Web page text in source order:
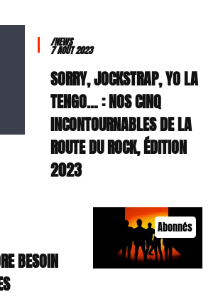
/NEWS
7 AOÛT 2023
SORRY, JOCKSTRAP, YO LA
TENGO… : NOS CINQ
INCONTOURNABLES DE LA
ROUTE DU ROCK, ÉDITION
2023
Abonnés
BESOIN